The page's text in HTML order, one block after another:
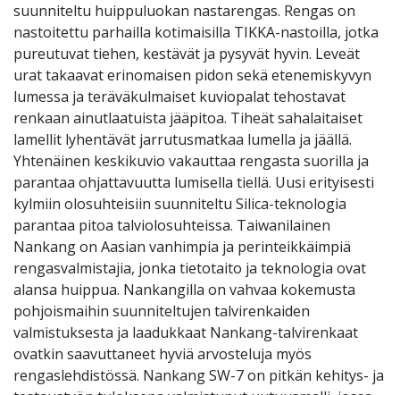
suunniteltu huippuluokan nastarengas. Rengas on
nastoitettu parhailla kotimaisilla TIKKA-nastoilla, jotka
pureutuvat tiehen, kestävät ja pysyvät hyvin. Leveät
urat takaavat erinomaisen pidon sekä etenemiskyvyn
lumessa ja teräväkulmaiset kuviopalat tehostavat
renkaan ainutlaatuista jääpitoa. Tiheät sahalaitaiset
lamellit lyhentävät jarrutusmatkaa lumella ja jäällä.
Yhtenäinen keskikuvio vakauttaa rengasta suorilla ja
parantaa ohjattavuutta lumisella tiellä. Uusi erityisesti
kylmiin olosuhteisiin suunniteltu Silica-teknologia
parantaa pitoa talviolosuhteissa. Taiwanilainen
Nankang on Aasian vanhimpia ja perinteikkäimpiä
rengasvalmistajia, jonka tietotaito ja teknologia ovat
alansa huippua. Nankangilla on vahvaa kokemusta
pohjoismaihin suunniteltujen talvirenkaiden
valmistuksesta ja laadukkaat Nankang-talvirenkaat
ovatkin saavuttaneet hyviä arvosteluja myös
rengaslehdistössä. Nankang SW-7 on pitkän kehitys- ja